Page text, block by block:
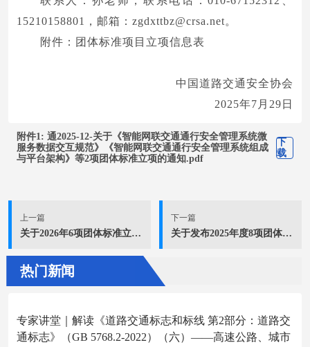
15210158801，邮箱：zgdxttbz@crsa.net。
附件：团体标准项目立项信息表
中国道路交通安全协会
2025年7月29日
附件1: 通2025-12-关于《智能网联交通通行安全管理系统微
服务数据交互规范》《智能网联交通通行安全管理系统组成
与平台架构》等2项团体标准立项的通知.pdf
下
载
上一篇
关于2026年6项团体标准立项的公示
下一篇
关于发布2025年度8项团体标准立项的公告
热门新闻
专家讲堂｜解读《道路交通标志和标线 第2部分：道路交
通标志》（GB 5768.2-2022）（六）——高速公路、城市